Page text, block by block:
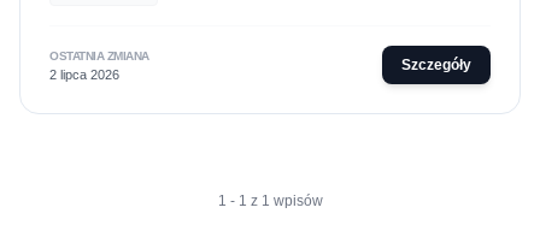
OSTATNIA ZMIANA
2 lipca 2026
Szczegóły
1 - 1 z 1 wpisów